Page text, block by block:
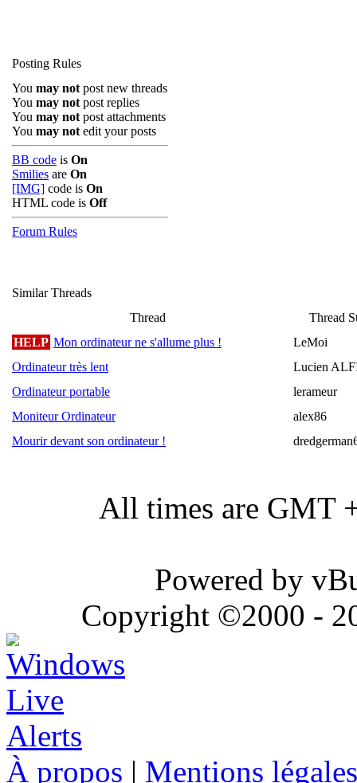
Posting Rules
You may not post new threads
You may not post replies
You may not post attachments
You may not edit your posts
BB code is On
Smilies are On
[IMG] code is On
HTML code is Off
Forum Rules
Similar Threads
Thread
Thread
HELP Mon ordinateur ne s'allume plus !
LeMoi
Ordinateur très lent
Lucien
Ordinateur portable
lerameur
Moniteur Ordinateur
alex86
Mourir devant son ordinateur !
All times are GMT
Powered by
Copyright ©2000 -
À propos | Mentions légales